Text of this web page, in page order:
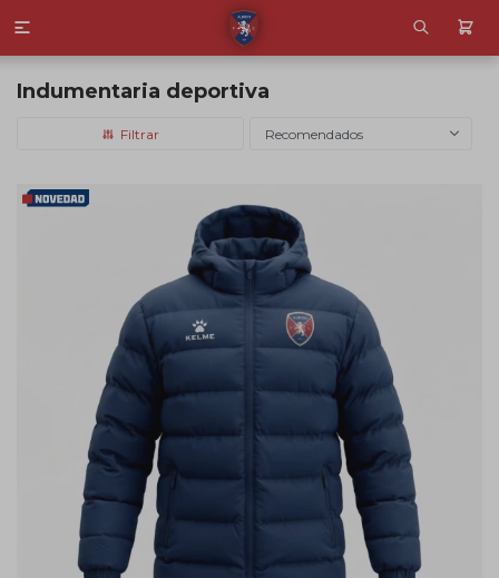

Indumentaria deportiva
Recomendados